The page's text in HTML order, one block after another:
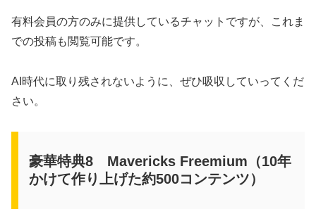
有料会員の方のみに提供しているチャットですが、これま
での投稿も閲覧可能です。
AI時代に取り残されないように、ぜひ吸収していってくだ
さい。
豪華特典8 Mavericks Freemium（10年
かけて作り上げた約500コンテンツ）